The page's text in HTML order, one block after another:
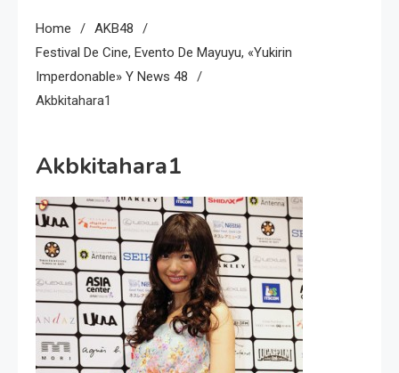
Home
AKB48
Festival De Cine, Evento De Mayuyu, «Yukirin
Imperdonable» Y News 48
Akbkitahara1
Akbkitahara1